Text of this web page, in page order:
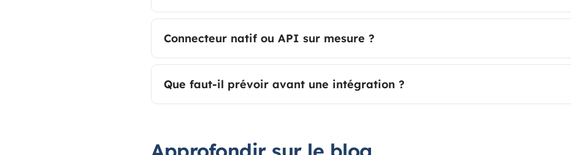
Connecteur natif ou API sur mesure ?
Que faut-il prévoir avant une intégration ?